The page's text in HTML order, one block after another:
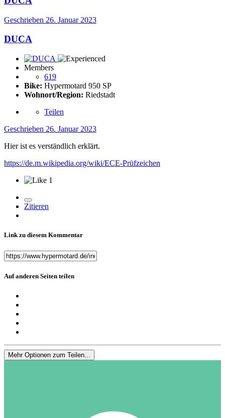
Geschrieben 26. Januar 2023
DUCA
Members
619
Bike: Hypermotard 950 SP
Wohnort/Region: Riedstadt
Teilen
Geschrieben 26. Januar 2023
Hier ist es verständlich erklärt.
https://de.m.wikipedia.org/wiki/ECE-Prüfzeichen
1
Zitieren
Link zu diesem Kommentar
Auf anderen Seiten teilen
Mehr Optionen zum Teilen...